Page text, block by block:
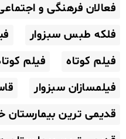
فعالان فرهنگی و
فلکه طبس سبزوار
فیلم کوتاه
فیلم
فیلمسازان سبزوار
قدیمی ترین بیمارستان